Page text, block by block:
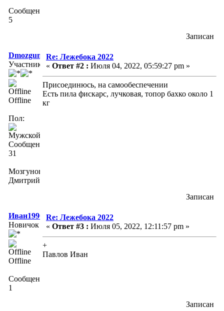
Сообщений:
5
Записан
Dmozgunov
Участник
Offline
Пол:
Сообщений:
31
Мозгунов
Дмитрий
Re: Лежебока 2022
« Ответ #2 : Июля 04, 2022, 05:59:27 pm »
Присоединюсь, на самообеспечении
Есть пила фискарс, лучковая, топор бахко около 1
кг
Записан
Иван1990
Новичок
Offline
Сообщений:
1
Re: Лежебока 2022
« Ответ #3 : Июля 05, 2022, 12:11:57 pm »
+
Павлов Иван
Записан